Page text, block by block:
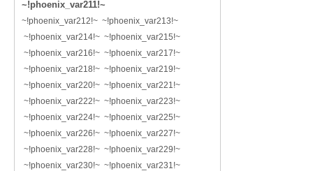
~!phoenix_var211!~
~!phoenix_var212!~ ~!phoenix_var213!~
~!phoenix_var214!~ ~!phoenix_var215!~
~!phoenix_var216!~ ~!phoenix_var217!~
~!phoenix_var218!~ ~!phoenix_var219!~
~!phoenix_var220!~ ~!phoenix_var221!~
~!phoenix_var222!~ ~!phoenix_var223!~
~!phoenix_var224!~ ~!phoenix_var225!~
~!phoenix_var226!~ ~!phoenix_var227!~
~!phoenix_var228!~ ~!phoenix_var229!~
~!phoenix_var230!~ ~!phoenix_var231!~